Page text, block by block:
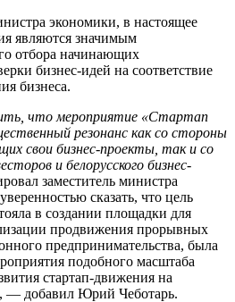
экономики, в настоящее
являются значимым
отбора начинающих
бизнес-идей на соответствие
бизнеса.
что мероприятие «Стартап
резонанс как со стороны
свои бизнес-проекты, так и со
и белорусского бизнес-
заместитель министра
сказать, что цель
в создании площадки для
продвижения прорывных
предпринимательства, была
подобного масштаба
стартап-движения на
— добавил Юрий Чеботарь.